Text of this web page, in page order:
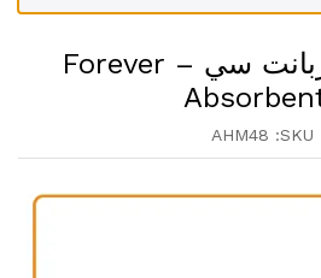
فوريفر ابسوربانت سي – Forever
SKU:
AHM48